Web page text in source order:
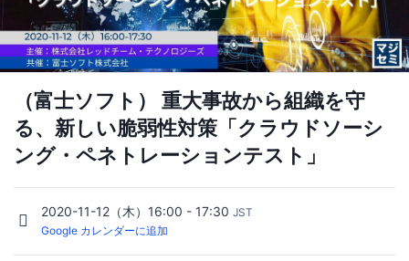
（富士ソフト） 重大事故から組織を守
る、新しい脆弱性対策「クラウドソーシ
ング・ペネトレーションテスト」
2020-11-12（木）16:00 - 17:30 JST
Google カレンダーに追加